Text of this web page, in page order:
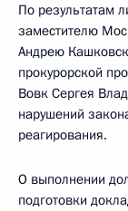
По результатам
заместителю
Андрею
прокурорской
Вовк Сергея
нарушений
реагирования.
О выполнении
подготовки